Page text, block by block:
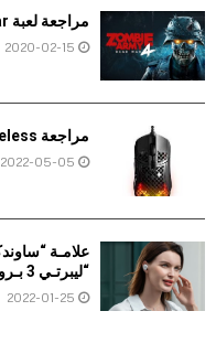
مراجعة لعبة Zombie Army 4 – Dead War
2020-02-15
مراجعة Aerox 5 Wireless
2022-05-05
“ليبرتـي 3 بـرو...
2022-01-25